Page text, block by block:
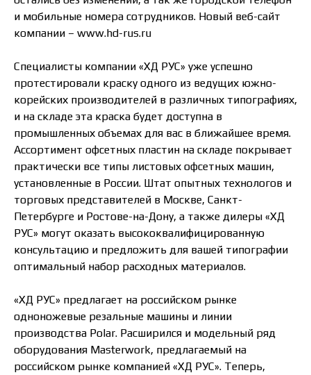
и мобильные номера сотрудников. Новый веб-сайт
компании – www.hd-rus.ru
Специалисты компании «ХД РУС» уже успешно
протестировали краску одного из ведущих южно-
корейских производителей в различных типографиях,
и на складе эта краска будет доступна в
промышленных объемах для вас в ближайшее время.
Ассортимент офсетных пластин на складе покрывает
практически все типы листовых офсетных машин,
установленные в России. Штат опытных технологов и
торговых представителей в Москве, Санкт-
Петербурге и Ростове-на-Дону, а также дилеры «ХД
РУС» могут оказать высококвалифицированную
консультацию и предложить для вашей типографии
оптимальный набор расходных материалов.
«ХД РУС» предлагает на российском рынке
одноножевые резальные машины и линии
производства Polar. Расширился и модельный ряд
оборудования Masterwork, предлагаемый на
российском рынке компанией «ХД РУС». Теперь,